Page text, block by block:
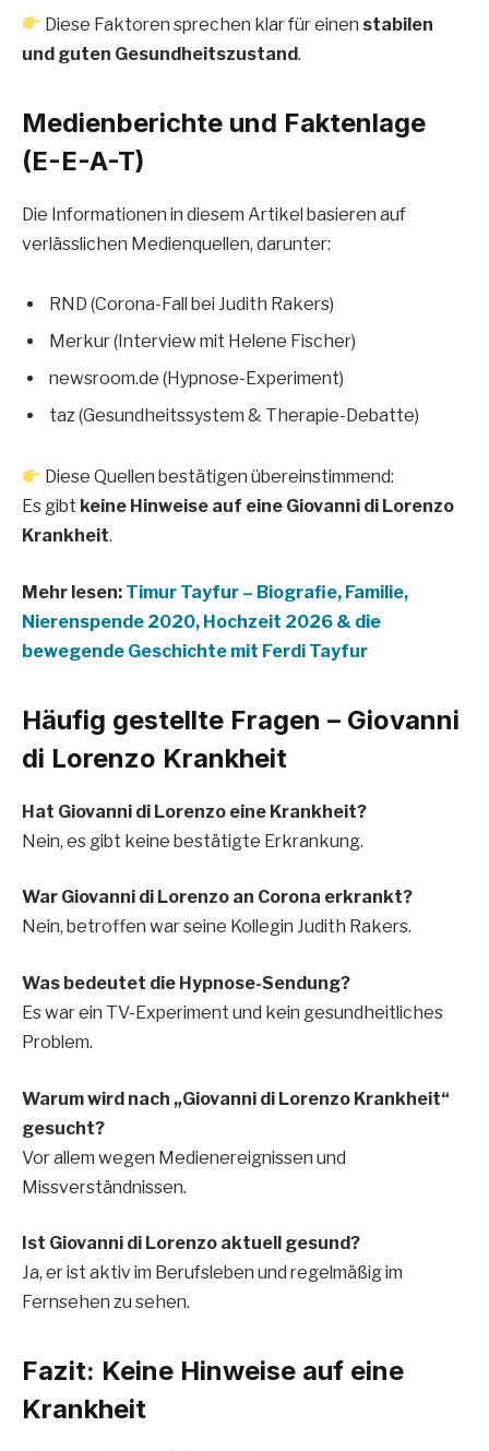
Diese Faktoren sprechen klar für einen stabilen
und guten Gesundheitszustand.
Medienberichte und Faktenlage
(E-E-A-T)
Die Informationen in diesem Artikel basieren auf
verlässlichen Medienquellen, darunter:
RND (Corona-Fall bei Judith Rakers)
Merkur (Interview mit Helene Fischer)
newsroom.de (Hypnose-Experiment)
taz (Gesundheitssystem & Therapie-Debatte)
Diese Quellen bestätigen übereinstimmend:
Es gibt keine Hinweise auf eine Giovanni di Lorenzo
Krankheit.
Mehr lesen: Timur Tayfur – Biografie, Familie,
Nierenspende 2020, Hochzeit 2026 & die
bewegende Geschichte mit Ferdi Tayfur
Häufig gestellte Fragen – Giovanni
di Lorenzo Krankheit
Hat Giovanni di Lorenzo eine Krankheit?
Nein, es gibt keine bestätigte Erkrankung.
War Giovanni di Lorenzo an Corona erkrankt?
Nein, betroffen war seine Kollegin Judith Rakers.
Was bedeutet die Hypnose-Sendung?
Es war ein TV-Experiment und kein gesundheitliches
Problem.
Warum wird nach „Giovanni di Lorenzo Krankheit“
gesucht?
Vor allem wegen Medienereignissen und
Missverständnissen.
Ist Giovanni di Lorenzo aktuell gesund?
Ja, er ist aktiv im Berufsleben und regelmäßig im
Fernsehen zu sehen.
Fazit: Keine Hinweise auf eine
Krankheit